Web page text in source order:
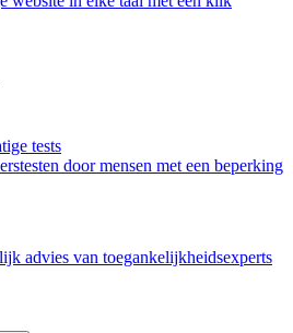
tests
door mensen met een beperking
advies van toegankelijkheidsexperts